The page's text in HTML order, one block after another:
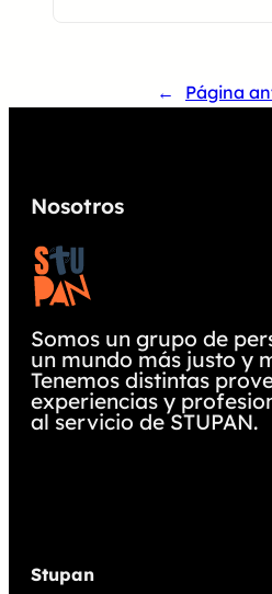
← Página
Nosotros
Somos un grupo de
un mundo más justo y
Tenemos distintas
experiencias y
al servicio de STUPAN.
Stupan